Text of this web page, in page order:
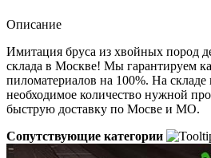
Описание
Имитация бруса из хвойных пород
склада в Москве! Мы гарантируем
пиломатериалов на 100%. На
необходимое количество нужной
быструю доставку по Мосве и МО.
Сопутствующие категории